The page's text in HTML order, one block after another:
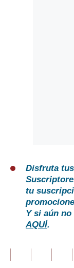
Disfruta
tu
Y si aún
AQUÍ.